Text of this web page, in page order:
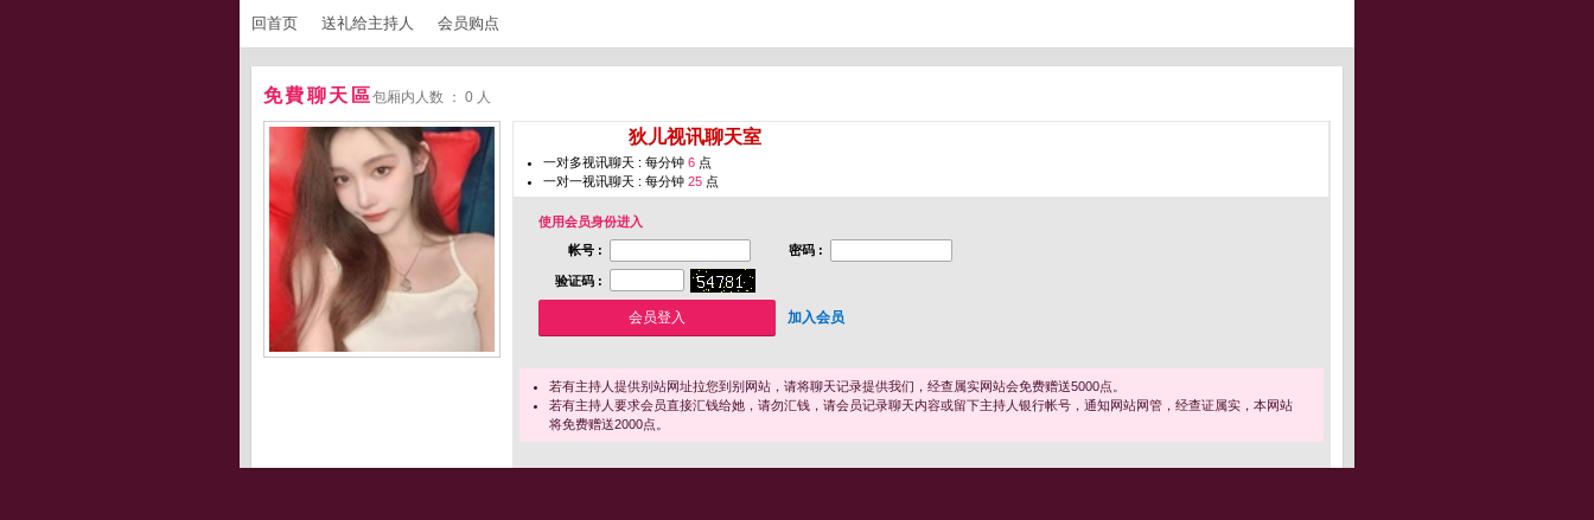
回首页 送礼给主持人 会员购点
免費聊天區包厢内人数 ： 0 人
狄儿视讯聊天室
一对多视讯聊天 : 每分钟 6 点
一对一视讯聊天 : 每分钟 25 点
使用会员身份进入
帐号 :
密码 :
验证码 :
加入会员
若有主持人提供别站网址拉您到别网站，请将聊天记录提供我们，经查属实网站会免费赠送5000点。
若有主持人要求会员直接汇钱给她，请勿汇钱，请会员记录聊天内容或留下主持人银行帐号，通知网站网管，经查证属实，本网站
将免费赠送2000点。